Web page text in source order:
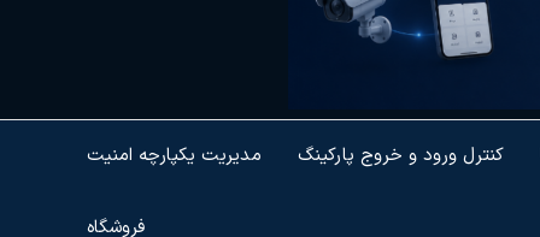
مدیریت یکپارچه امنیت کنترل ورود و خروج پارکینگ
فروشگاه